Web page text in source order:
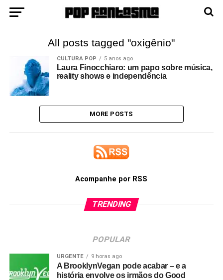
All posts tagged "oxigênio"
CULTURA POP 5 anos ago
Laura Finocchiaro: um papo sobre música,
reality shows e independência
MORE POSTS
Acompanhe por RSS
TRENDING
POPULAR
URGENTE 9 horas ago
A BrooklynVegan pode acabar – e a
história envolve os irmãos do Good